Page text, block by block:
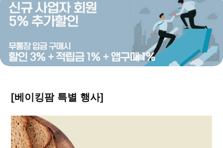
[베이킹팜 특별 행사]